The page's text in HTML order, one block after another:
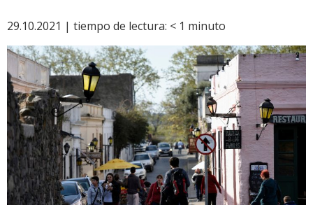
29.10.2021 | tiempo de lectura: < 1 minuto